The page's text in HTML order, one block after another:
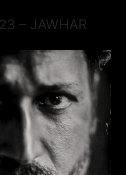
– JAWHAR